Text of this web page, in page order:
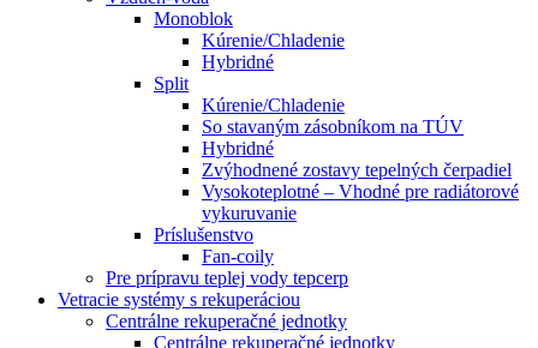
Monoblok
Kúrenie/Chladenie
Hybridné
Split
Kúrenie/Chladenie
So stavaným zásobníkom na TÚV
Hybridné
Zvýhodnené zostavy tepelných čerpadiel
Vysokoteplotné – Vhodné pre radiátorové
vykuruvanie
Príslušenstvo
Fan-coily
Pre prípravu teplej vody tepcerp
Vetracie systémy s rekuperáciou
Centrálne rekuperačné jednotky
Centrálne rekuperačné jednotky